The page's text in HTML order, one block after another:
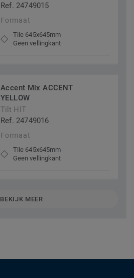
Ref. 24749015
Formaat
Tile 645x645mm
Geen vellingkant
Accent Mix ACCENT
YELLOW
Tilt HIT
Ref. 24749016
Formaat
Tile 645x645mm
Geen vellingkant
BEKIJK MEER